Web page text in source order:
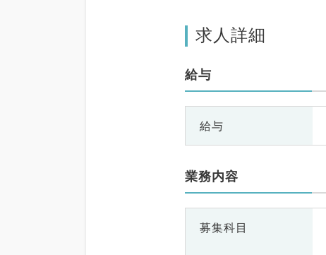
求人詳細
給与
給与
業務内容
募集科目